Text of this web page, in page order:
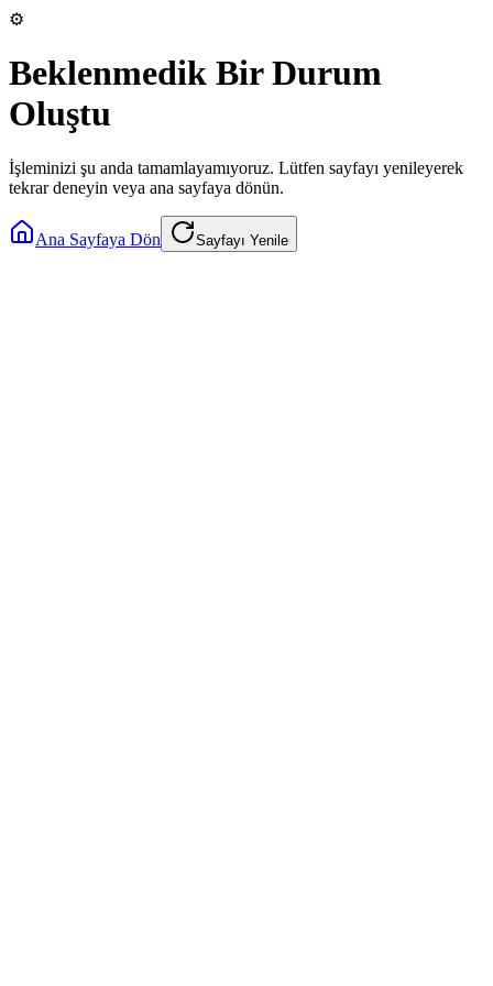
⚙️
Beklenmedik Bir Durum
Oluştu
İşleminizi şu anda tamamlayamıyoruz. Lütfen sayfayı yenileyerek
tekrar deneyin veya ana sayfaya dönün.
Ana Sayfaya Dön Sayfayı Yenile